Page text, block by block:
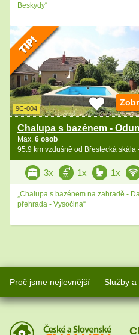
Beskydy“
9C-004
Max. 6 osob
3x 1x 1x
„Chalupa s bazénem na zahradě -
přehrada - Vysočina“
Proč jsme nejlevnější Služby a